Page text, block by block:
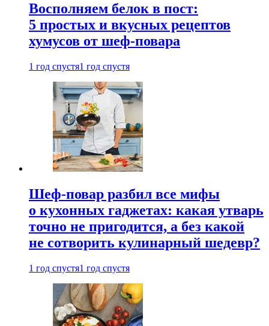
Восполняем белок в пост:
5 простых и вкусных рецептов
хумусов от шеф-повара
1 год спустя1 год спустя
Шеф-повар разбил все мифы
о кухонных гаджетах: какая утварь
точно не пригодится, а без какой
не сотворить кулинарный шедевр?
1 год спустя1 год спустя